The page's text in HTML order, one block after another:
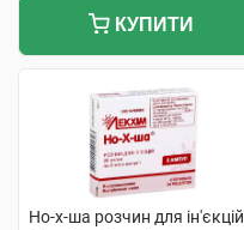
КУПИТИ
Но-х-ша розчин для ін'єкцій